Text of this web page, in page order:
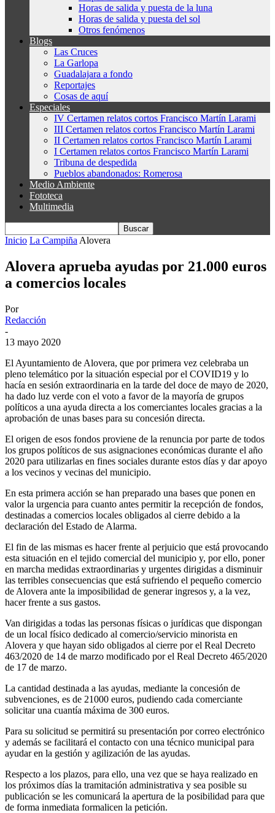
Horas de salida y puesta de la luna
Horas de salida y puesta del sol
Otros fenómenos
Blogs
Las Cruces
La Garlopa
Guadalajara a fondo
Reportajes
Cosas de aquí
Especiales
IV Certamen relatos cortos Francisco Martín Larami
III Certamen relatos cortos Francisco Martín Larami
II Certamen relatos cortos Francisco Martín Larami
I Certamen relatos cortos Francisco Martín Larami
Tribuna de despedida
Pueblos abandonados: Romerosa
Medio Ambiente
Fototeca
Multimedia
Inicio La Campiña Alovera
Alovera aprueba ayudas por 21.000 euros
a comercios locales
Por
Redacción
-
13 mayo 2020
El Ayuntamiento de Alovera, que por primera vez celebraba un
pleno telemático por la situación especial por el COVID19 y lo
hacía en sesión extraordinaria en la tarde del doce de mayo de 2020,
ha dado luz verde con el voto a favor de la mayoría de grupos
políticos a una ayuda directa a los comerciantes locales gracias a la
aprobación de unas bases para su concesión directa.
El origen de esos fondos proviene de la renuncia por parte de todos
los grupos políticos de sus asignaciones económicas durante el año
2020 para utilizarlas en fines sociales durante estos días y dar apoyo
a los vecinos y vecinas del municipio.
En esta primera acción se han preparado una bases que ponen en
valor la urgencia para cuanto antes permitir la recepción de fondos,
destinadas a comercios locales obligados al cierre debido a la
declaración del Estado de Alarma.
El fin de las mismas es hacer frente al perjuicio que está provocando
esta situación en el tejido comercial del municipio y, por ello, poner
en marcha medidas extraordinarias y urgentes dirigidas a disminuir
las terribles consecuencias que está sufriendo el pequeño comercio
de Alovera ante la imposibilidad de generar ingresos y, a la vez,
hacer frente a sus gastos.
Van dirigidas a todas las personas físicas o jurídicas que dispongan
de un local físico dedicado al comercio/servicio minorista en
Alovera y que hayan sido obligados al cierre por el Real Decreto
463/2020 de 14 de marzo modificado por el Real Decreto 465/2020
de 17 de marzo.
La cantidad destinada a las ayudas, mediante la concesión de
subvenciones, es de 21000 euros, pudiendo cada comerciante
solicitar una cuantía máxima de 300 euros.
Para su solicitud se permitirá su presentación por correo electrónico
y además se facilitará el contacto con una técnico municipal para
ayudar en la gestión y agilización de las ayudas.
Respecto a los plazos, para ello, una vez que se haya realizado en
los próximos días la tramitación administrativa y sea posible su
publicación se les comunicará la apertura de la posibilidad para que
de forma inmediata formalicen la petición.